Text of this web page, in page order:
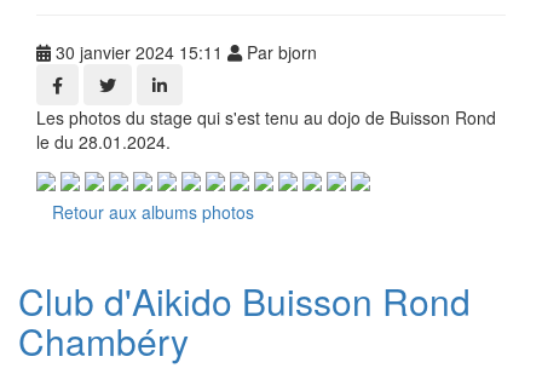
30 janvier 2024 15:11 Par bjorn
Les photos du stage qui s'est tenu au dojo de Buisson Rond
le du 28.01.2024.
Retour aux albums photos
Club d'Aikido Buisson Rond
Chambéry